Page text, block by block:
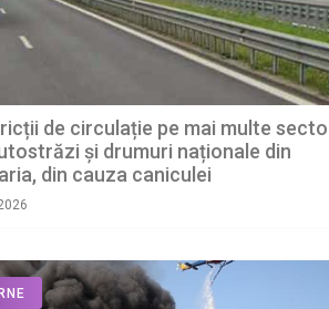
de circulație pe mai multe
și drumuri naționale din
din cauza caniculei